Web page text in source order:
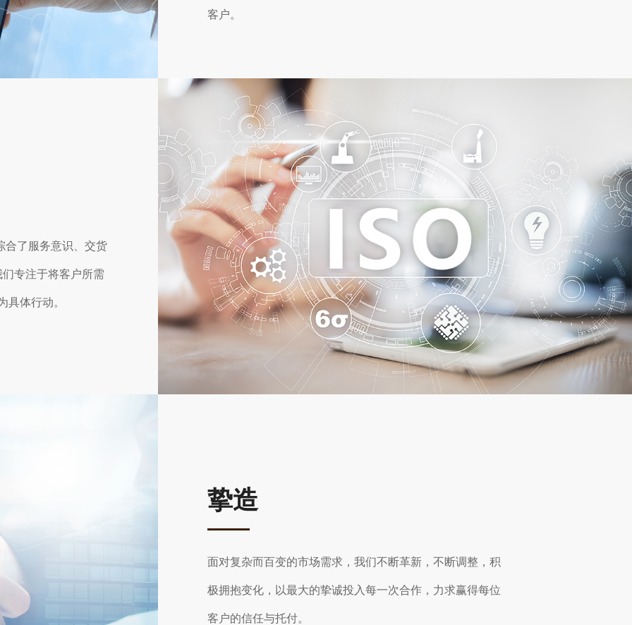
客户。
合了服务意识、交货
专注于将客户所需
具体行动。
挚造
面对复杂而百变的市场需求，我们不断革新，不断调整，积
极拥抱变化，以最大的挚诚投入每一次合作，力求赢得每位
客户的信任与托付。